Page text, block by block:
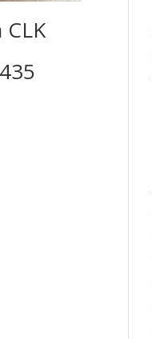
CLK